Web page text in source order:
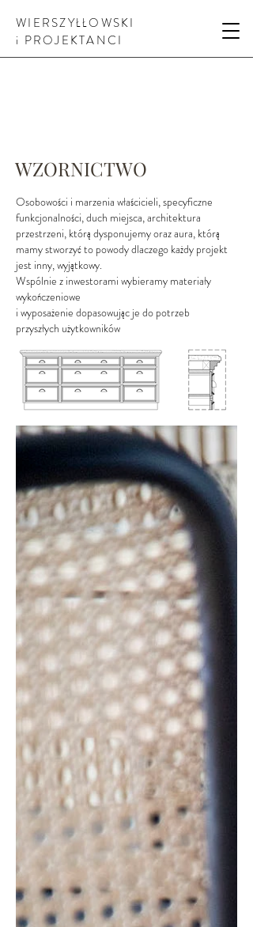
WIERSZYŁŁOWSKI
i PROJEKTANCI
WZORNICTWO
Osobowości i marzenia właścicieli, specyficzne
funkcjonalności, duch miejsca, architektura
przestrzeni, którą dysponujemy oraz aura, którą
mamy stworzyć to powody dlaczego każdy projekt
jest inny, wyjątkowy.
Wspólnie z inwestorami wybieramy materiały
wykończeniowe
i wyposażenie dopasowując je do potrzeb
przyszłych użytkowników